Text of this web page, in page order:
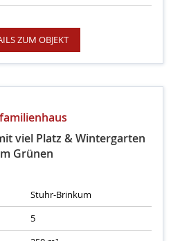
ZUM OBJEKT
viel Platz & Wintergarten
Grünen
Stuhr-Brinkum
5